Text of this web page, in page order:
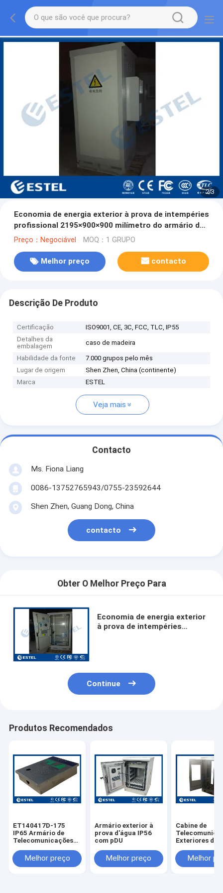
2/3
Economia de energia exterior à prova de intempéries
profissional 2195×900×900 milímetro do armário dos
dados
Preço：Negociável MOQ：1 GRUPO
Melhor preço contacto
Descrição De Produto
Certificação
ISO9001, CE, 3C, FCC, TLC, IP55
Detalhes da
embalagem
caso de madeira
Habilidade da fonte
7.000 grupos pelo mês
Lugar de origem
Shen Zhen, China (continente)
Marca
ESTEL
Veja mais
Contacto
Ms. Fiona Liang
0086-13752765943/0755-23592644
Shen Zhen, Guang Dong, China
contacto
Obter O Melhor Preço Para
Economia de energia exterior
à prova de intempéries
Continue
Produtos Recomendados
ET140417D-175
IP65 Armário de
Telecomunicações
Inoxidável Montado
na Parede
Melhor preço
Armário exterior à
prova d'água IP56
com pDU
Melhor preço
Cabine de
Exteriores de
ET7585180A-
Com Duas
Melhor